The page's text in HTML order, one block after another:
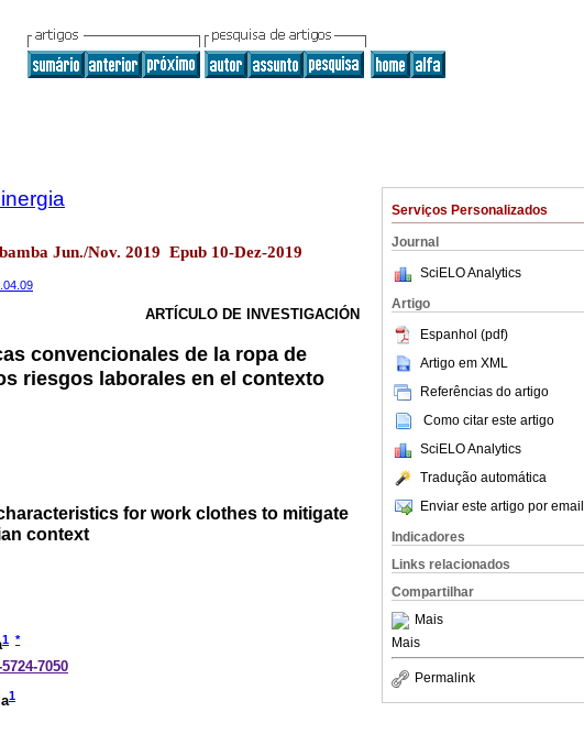
Serviços Personalizados
Journal
SciELO Analytics
Artigo
Espanhol (pdf)
Artigo em XML
Referências do artigo
Como citar este artigo
SciELO Analytics
Tradução automática
Enviar este artigo por email
Indicadores
Links relacionados
Compartilhar
Mais
Mais
Permalink
Jun./Nov. 2019 Epub 10-Dez-2019
ARTÍCULO DE INVESTIGACIÓN
convencionales de la ropa de
riesgos laborales en el contexto
for work clothes to mitigate
context
1 *
7050
1